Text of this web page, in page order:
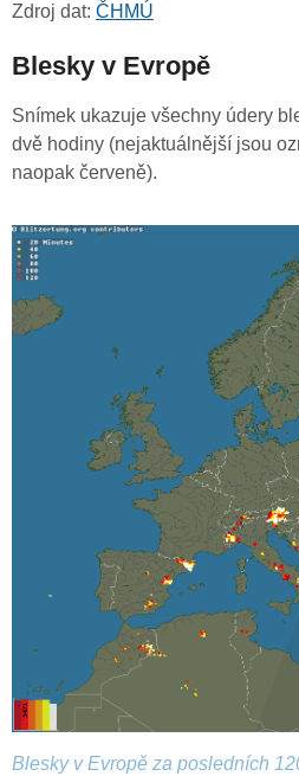
Zdroj dat: ČHMÚ
Blesky v Evropě
Snímek ukazuje všechny údery
dvě hodiny (nejaktuálnější jsou
naopak červeně).
Blesky v Evropě za posledních